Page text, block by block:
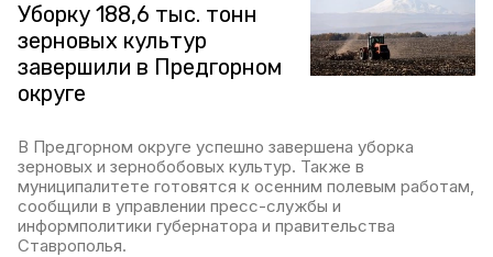
Уборку 188,6 тыс. тонн
зерновых культур
завершили в Предгорном
округе
В Предгорном округе успешно завершена уборка
зерновых и зернобобовых культур. Также в
муниципалитете готовятся к осенним полевым работам,
сообщили в управлении пресс-службы и
информполитики губернатора и правительства
Ставрополья.